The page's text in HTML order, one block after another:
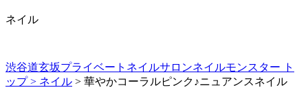
ネイル
渋谷道玄坂プライベートネイルサロンネイルモンスター ト
ップ > ネイル > 華やかコーラルピンク♪ニュアンスネイル